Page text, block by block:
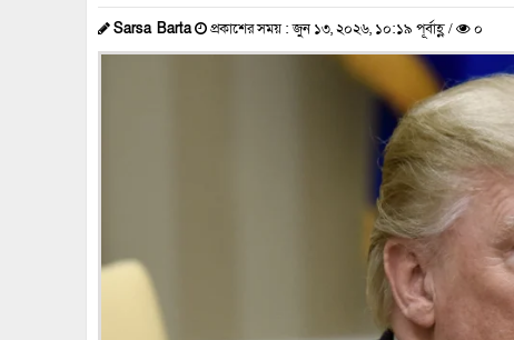
Sarsa Barta প্রকাশের সময় : জুন ১৩, ২০২৬, ১০:১৯ পূর্বাহ্ণ / ০